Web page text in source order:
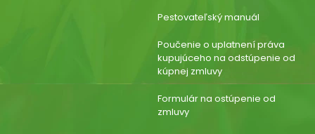
Pestovateľský manuál
Poučenie o uplatnení práva
kupujúceho na odstúpenie od
kúpnej zmluvy
Formulár na ostúpenie od
zmluvy